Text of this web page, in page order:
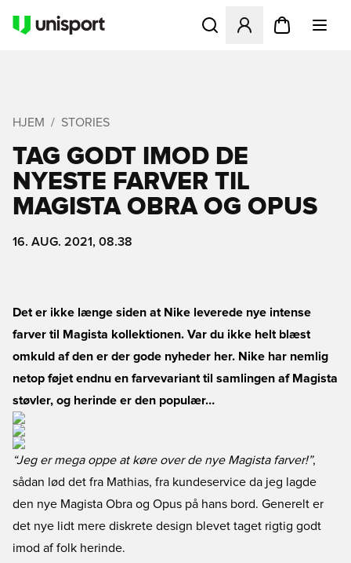
Åbner en Modal til at
HJEM STORIES
TAG GODT IMOD DE
NYESTE FARVER TIL
MAGISTA OBRA OG OPUS
16. AUG. 2021, 08.38
Det er ikke længe siden at Nike leverede nye intense
farver til Magista kollektionen. Var du ikke helt blæst
omkuld af den er der gode nyheder her. Nike har nemlig
netop føjet endnu en farvevariant til samlingen af Magista
støvler, og herinde er den populær…
“Jeg er mega oppe at køre over de nye Magista farver!”,
sådan lød det fra Mathias, fra kundeservice da jeg lagde
den nye Magista Obra og Opus på hans bord. Generelt er
det nye lidt mere diskrete design blevet taget rigtig godt
imod af folk herinde.